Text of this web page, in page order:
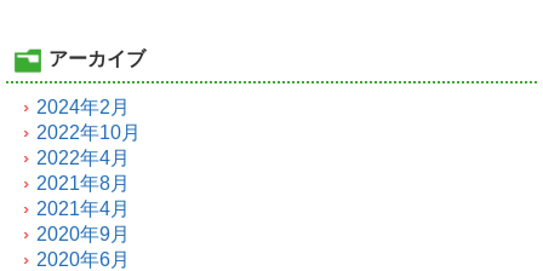
アーカイブ
2024年2月
2022年10月
2022年4月
2021年8月
2021年4月
2020年9月
2020年6月